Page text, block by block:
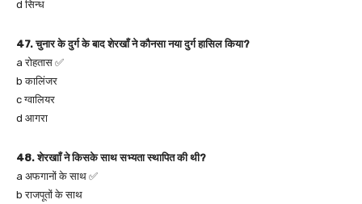
d सिन्ध
47. चुनार के दुर्ग के बाद शेरखाँ ने कौनसा नया दुर्ग हासिल किया?
a रोहतास ✅
b कालिंजर
c ग्वालियर
d आगरा
48. शेरखााँ ने किसके साथ सभ्यता स्थापित की थी?
a अफगानों के साथ ✅
b राजपूतों के साथ